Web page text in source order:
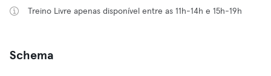
Treino Livre apenas disponível entre as 11h-14h e 15h-19h
Schema